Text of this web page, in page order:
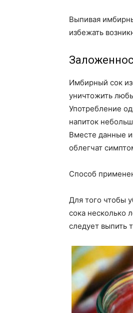
Выпивая
избежать
Имбирный сок
уничтожить
Употребление
напиток
Вместе данные
облегчат
Способ
Для того чтобы
сока несколько
следует выпить